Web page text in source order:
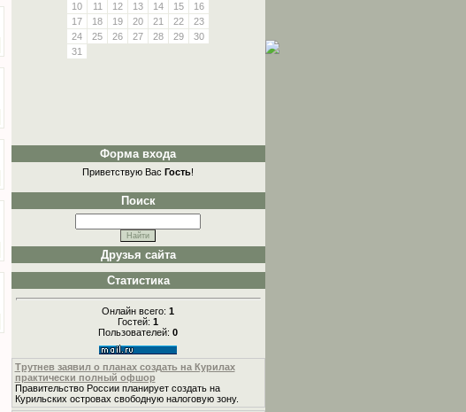
10
11 12 13 14 15
16
17
18 19 20 21 22
23
24
25 26 27 28 29
30
31
Форма входа
Приветствую Вас Гость!
Поиск
Друзья сайта
Статистика
Онлайн всего: 1
Гостей: 1
Пользователей: 0
Трутнев заявил о планах создать на Курилах
практически полный офшор
Правительство России планирует создать на
Курильских островах свободную налоговую зону.